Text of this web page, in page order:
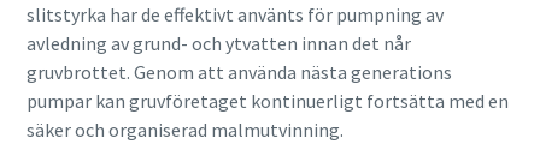
slitstyrka har de effektivt använts för pumpning av
avledning av grund- och ytvatten innan det når
gruvbrottet. Genom att använda nästa generations
pumpar kan gruvföretaget kontinuerligt fortsätta med en
säker och organiserad malmutvinning.